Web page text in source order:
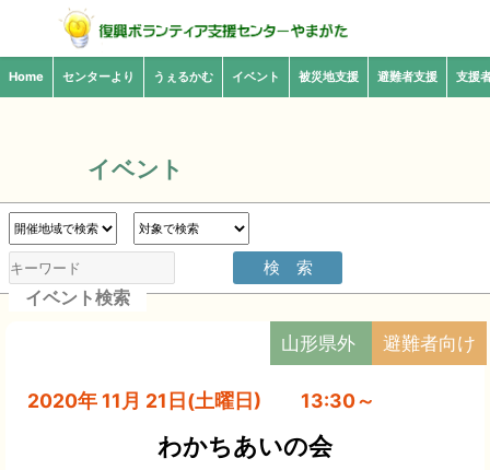
Home センターより うぇるかむ イベント 被災地支援 避難者支援 支援
イベント
イベント検索
山形県外 避難者向け
2020年 11月 21日(土曜日) 13:30～
わかちあいの会